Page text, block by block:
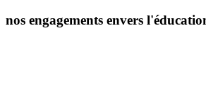
nos engagements envers